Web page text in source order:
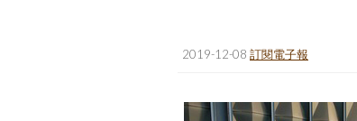
2019-12-08 訂閱電子報